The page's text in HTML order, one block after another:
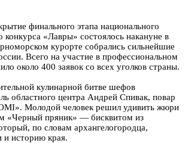
финального этапа национального
конкурса «Лавры» состоялось накануне в
курорте собрались сильнейшие
Всего на участие в профессиональном
около 400 заявок со всех уголков страны.
кулинарной битве шефов
областного центра Андрей Спивак, повар
Молодой человек решил удивить жюри
«Черный пряник» — бисквитом из
по словам архангелогородца,
и историю края.